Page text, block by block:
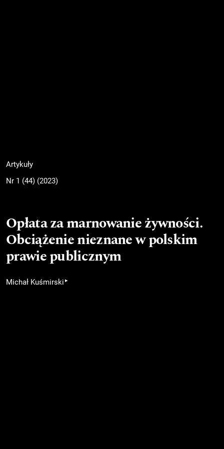
Artykuły
Nr 1 (44) (2023)
Opłata za marnowanie żywności.
Obciążenie nieznane w polskim
prawie publicznym
Michał Kuśmirski ▸